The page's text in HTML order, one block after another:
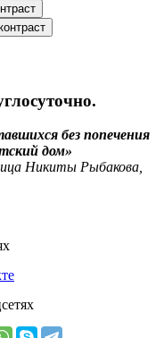
без попечения
дом»
Никиты Рыбакова,